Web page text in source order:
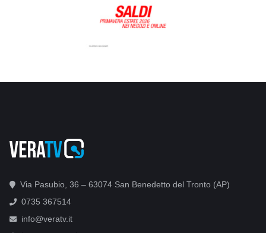
Via Pasubio, 36 – 63074 San Benedetto del Tronto (AP)
0735 367514
info@veratv.it